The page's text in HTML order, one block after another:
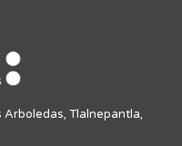
Arboledas, Tlalnepantla,